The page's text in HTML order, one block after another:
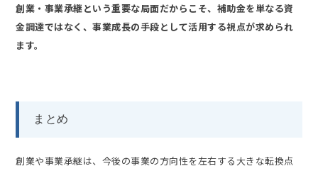
創業・事業承継という重要な局面だからこそ、補助金を単なる資
金調達ではなく、事業成長の手段として活用する視点が求められ
ます。
まとめ
創業や事業承継は、今後の事業の方向性を左右する大きな転換点